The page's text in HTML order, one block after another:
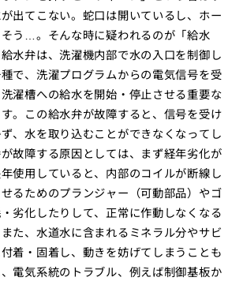
出てこない。蛇口は開いているし、ホー
う…。そんな時に疑われるのが「給水
水弁は、洗濯機内部で水の入口を制御し
で、洗濯プログラムからの電気信号を受
濯槽への給水を開始・停止させる重要な
。この給水弁が故障すると、信号を受け
、水を取り込むことができなくなってし
故障する原因としては、まず経年劣化が
使用していると、内部のコイルが断線し
るためのプランジャー（可動部品）やゴ
劣化したりして、正常に作動しなくなる
た、水道水に含まれるミネラル分やサビ
着・固着し、動きを妨げてしまうことも
電気系統のトラブル、例えば制御基板か